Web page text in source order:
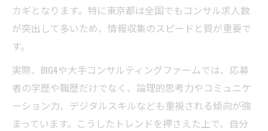
コンサルで年収1000万円に到達する現実
コンサルで年収1000万円到達の現実的な年
コンサル業界で年収アップに必要なスキル
とは
コンサルで年収1000万円を目指すキャリア
戦略
カギとなります。特に東京都は全国でもコンサル求人数
が突出して多いため、情報収集のスピードと質が重要で
す。
実際、BIG4や大手コンサルティングファームでは、応募
者の学歴や職歴だけでなく、論理的思考力やコミュニケ
ーション力、デジタルスキルなども重視される傾向が強
まっています。こうしたトレンドを押さえた上で、自分